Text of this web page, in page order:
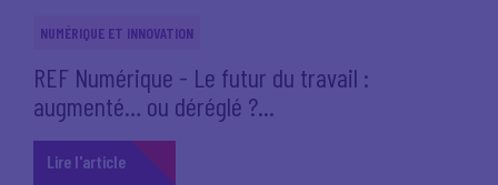
NUMÉRIQUE ET INNOVATION
REF Numérique - Le futur du travail :
augmenté… ou déréglé ?...
Lire l'article